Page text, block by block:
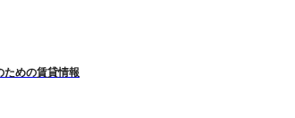
ための賃貸情報